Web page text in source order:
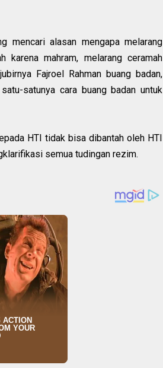
mencari alasan mengapa melarang
karena mahram, melarang ceramah
Fajroel Rahman buang badan,
satunya cara buang badan untuk
HTI tidak bisa dibantah oleh HTI
semua tudingan rezim.